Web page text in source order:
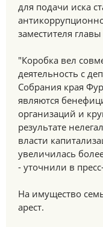
для подачи иска
заместителя
"Коробка вел
деятельность с
Собрания края
являются
организаций и
результате
власти
увеличилась
- уточнили в
На имущество
арест.